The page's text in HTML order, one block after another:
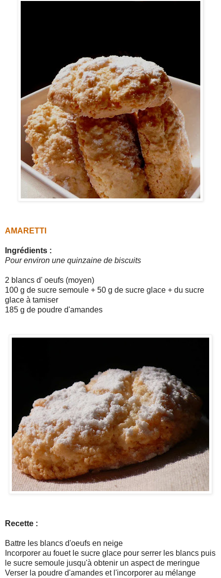
AMARETTI
Ingrédients :
Pour environ une quinzaine de biscuits
2 blancs d' oeufs (moyen)
100 g de sucre semoule + 50 g de sucre glace + du sucre
glace à tamiser
185 g de poudre d'amandes
Recette :
Battre les blancs d'oeufs en neige
Incorporer au fouet le sucre glace pour serrer les blancs puis
le sucre semoule jusqu'à obtenir un aspect de meringue
Verser la poudre d'amandes et l'incorporer au mélange